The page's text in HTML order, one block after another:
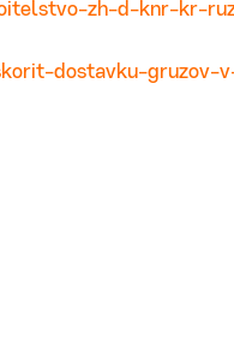
zh-d-knr-kr-
dostavku-gruzov-